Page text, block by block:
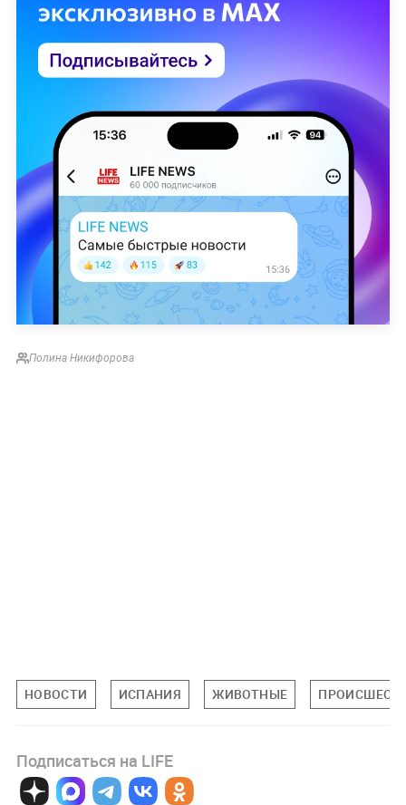
Полина Никифорова
НОВОСТИ ИСПАНИЯ ЖИВОТНЫЕ
Подписаться на LIFE